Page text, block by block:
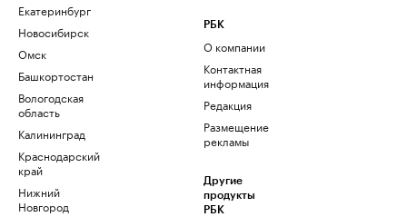
Екатеринбург
Новосибирск
Омск
Башкортостан
Вологодская
область
Калининград
Краснодарский
край
Нижний
Новгород
РБК
О компании
Контактная
информация
Редакция
Размещение
рекламы
Другие
продукты
РБК